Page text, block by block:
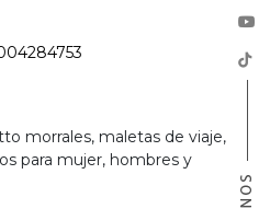
morrales, maletas de viaje,
para mujer, hombres y